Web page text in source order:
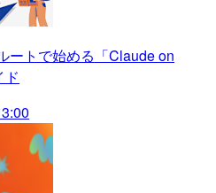
ートで始める「Claude on
ド